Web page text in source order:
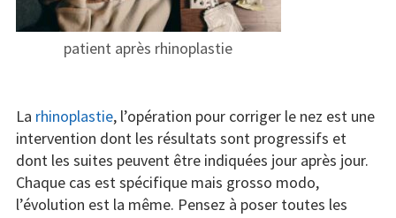
patient après rhinoplastie
La rhinoplastie, l’opération pour corriger le nez est une
intervention dont les résultats sont progressifs et
dont les suites peuvent être indiquées jour après jour.
Chaque cas est spécifique mais grosso modo,
l’évolution est la même. Pensez à poser toutes les